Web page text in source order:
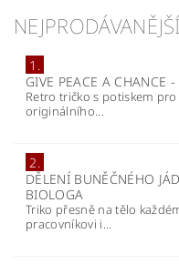
NEJPRODÁVANĚJŠÍ
1.
GIVE PEACE A CHANCE
Retro tričko s potiskem
originálního...
2.
DĚLENÍ BUNĚČNÉHO
BIOLOGA
Triko přesně na tělo
pracovníkovi i...